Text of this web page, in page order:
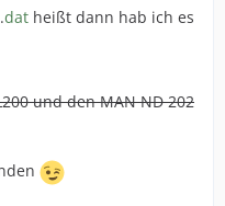
dat heißt dann hab ich es
und den MAN ND 202